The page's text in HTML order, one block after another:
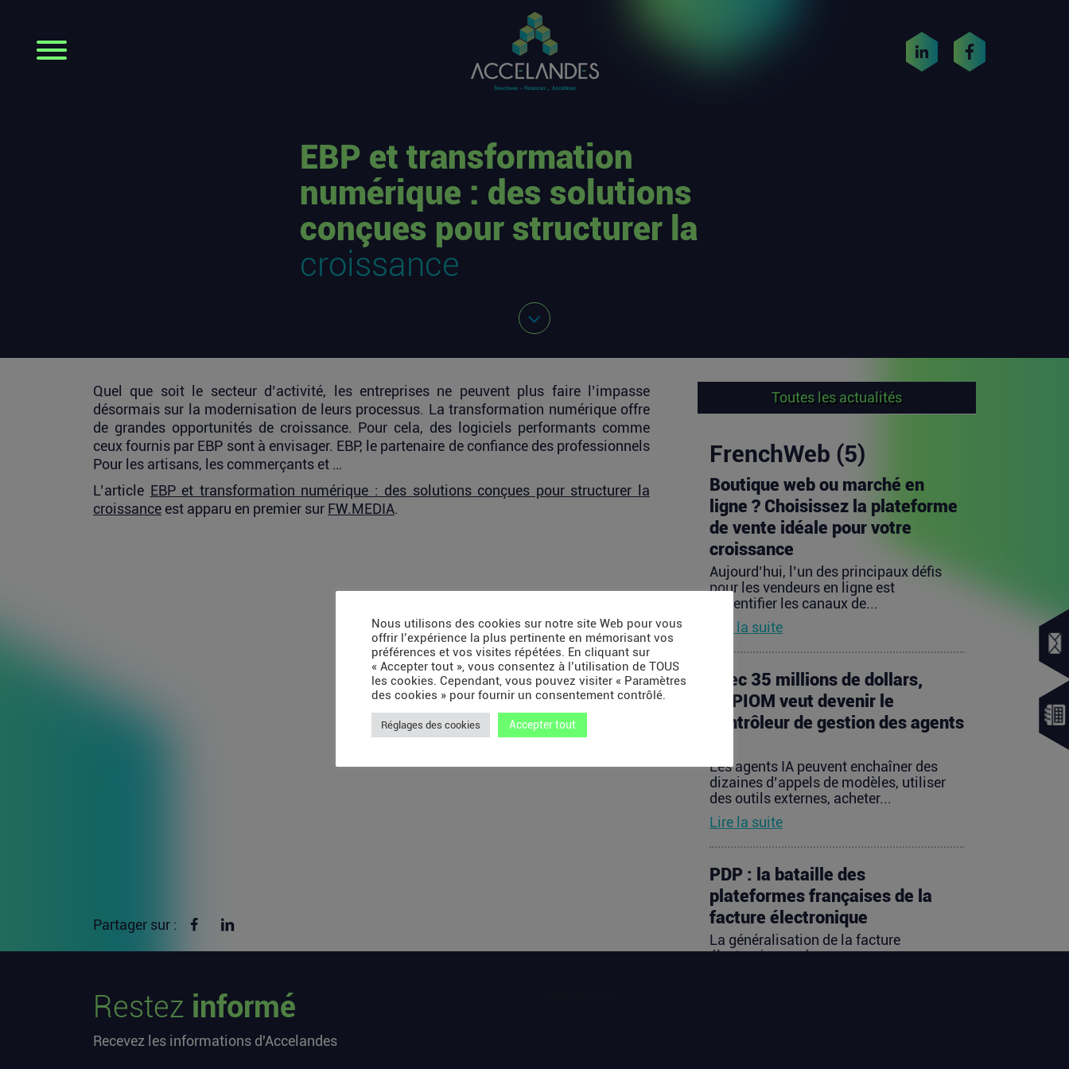
EBP et transformation
numérique : des solutions
conçues pour structurer la
croissance
Quel que soit le secteur d’activité, les entreprises ne peuvent plus faire l’impasse
désormais sur la modernisation de leurs processus. La transformation numérique offre
de grandes opportunités de croissance. Pour cela, des logiciels performants comme
ceux fournis par EBP sont à envisager. EBP, le partenaire de confiance des professionnels
Pour les artisans, les commerçants et …
L’article EBP et transformation numérique : des solutions conçues pour structurer la
croissance est apparu en premier sur FW.MEDIA.
Partager sur : Partager sur Facebook
Toutes les actualités
FrenchWeb (5)
Boutique web ou marché en
ligne ? Choisissez la plateforme
de vente idéale pour votre
croissance
Aujourd’hui, l’un des principaux défis
pour les vendeurs en ligne est
d’identifier les canaux de...
Lire la suite
Avec 35 millions de dollars,
SAPIOM veut devenir le
contrôleur de gestion des agents
Les agents IA peuvent enchaîner des
dizaines d’appels de modèles, utiliser
des outils externes, acheter...
Lire la suite
PDP : la bataille des
plateformes françaises de la
facture électronique
La généralisation de la facture
électronique crée, presque
Restez informé
Recevez les informations d'Accelandes
Nous utilisons des cookies sur notre site Web pour vous
offrir l’expérience la plus pertinente en mémorisant vos
préférences et vos visites répétées. En cliquant sur
« Accepter tout », vous consentez à l’utilisation de TOUS
les cookies. Cependant, vous pouvez visiter « Paramètres
des cookies » pour fournir un consentement contrôlé.
Réglages des cookies Accepter tout